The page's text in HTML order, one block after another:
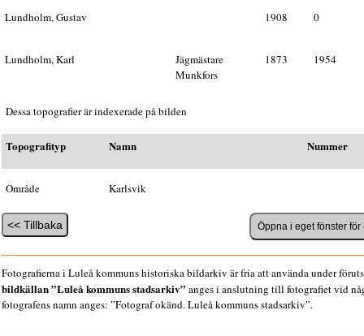
Lundholm, Gustav 1908 0
Lundholm, Karl
Jägmästare
Munkfors
1873 1954
Dessa topografier är indexerade på bilden
Topografityp Namn Nummer
Område Karlsvik
Fotografierna i Luleå kommuns historiska bildarkiv är fria att använda under
bildkällan ”Luleå kommuns stadsarkiv” anges i anslutning till fotografiet vid
fotografens namn anges: ”Fotograf okänd. Luleå kommuns stadsarkiv”.